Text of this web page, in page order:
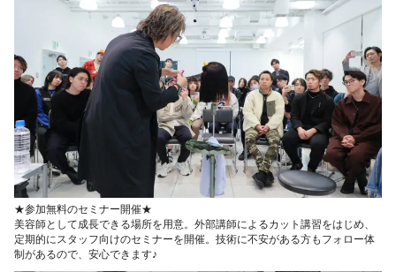
★参加無料のセミナー開催★
美容師として成長できる場所を用意。外部講師によるカット講習をはじめ、
定期的にスタッフ向けのセミナーを開催。技術に不安がある方もフォロー体
制があるので、安心できます♪